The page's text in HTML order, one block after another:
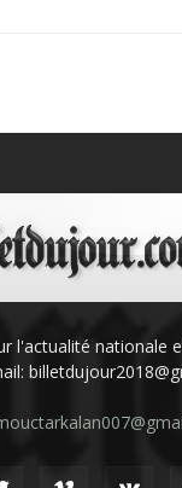
l'actualité nationale